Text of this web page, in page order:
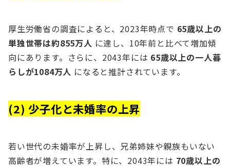
厚生労働省の調査によると、2023年時点で 65歳以上の
単独世帯は約855万人 に達し、10年前と比べて増加傾
向にあります。さらに、2043年には 65歳以上の一人暮
らしが1084万人 になると推計されています。
(2) 少子化と未婚率の上昇
若い世代の未婚率が上昇し、兄弟姉妹や親族もいない
高齢者が増えています。特に、2043年には 70歳以上の